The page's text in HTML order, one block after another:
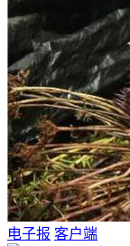
电子报 客户端